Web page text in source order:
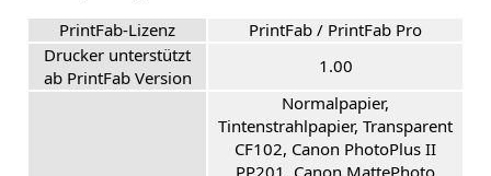
PrintFab-Lizenz
PrintFab / PrintFab Pro
Drucker unterstützt
ab PrintFab Version
1.00
Normalpapier,
Tintenstrahlpapier, Transparent
CF102, Canon PhotoPlus II
PP201, Canon MattePhoto